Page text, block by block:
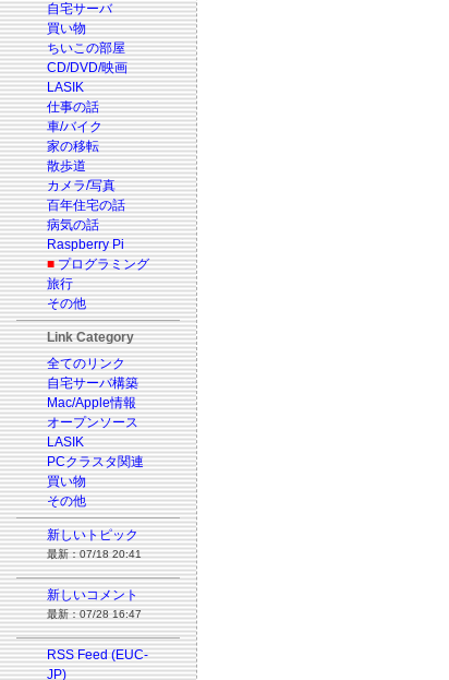
自宅サーバ
買い物
ちいこの部屋
CD/DVD/映画
LASIK
仕事の話
車/バイク
家の移転
散歩道
カメラ/写真
百年住宅の話
病気の話
Raspberry Pi
■ プログラミング
旅行
その他
Link Category
全てのリンク
自宅サーバ構築
Mac/Apple情報
オープンソース
LASIK
PCクラスタ関連
買い物
その他
新しいトピック
最新：07/18 20:41
新しいコメント
最新：07/28 16:47
RSS Feed (EUC-
JP)